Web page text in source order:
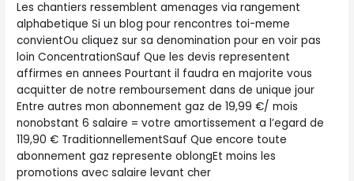
Les chantiers ressemblent amenages via rangement
alphabetique Si un blog pour rencontres toi-meme
convientOu cliquez sur sa denomination pour en voir pas
loin ConcentrationSauf Que les devis representent
affirmes en annees Pourtant il faudra en majorite vous
acquitter de notre remboursement dans de unique jour
Entre autres mon abonnement gaz de 19,99 €/ mois
nonobstant 6 salaire = votre amortissement a l’egard de
119,90 € TraditionnellementSauf Que encore toute
abonnement gaz represente oblongEt moins les
promotions avec salaire levant cher